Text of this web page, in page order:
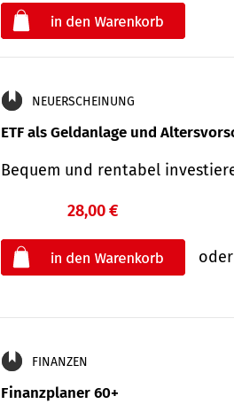
NEUERSCHEINUNG
ETF als Geldanlage und
Bequem und rentabel
28,00 €
oder
FINANZEN
Finanzplaner 60+